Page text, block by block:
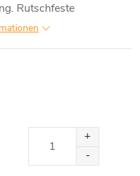
Rutschfeste